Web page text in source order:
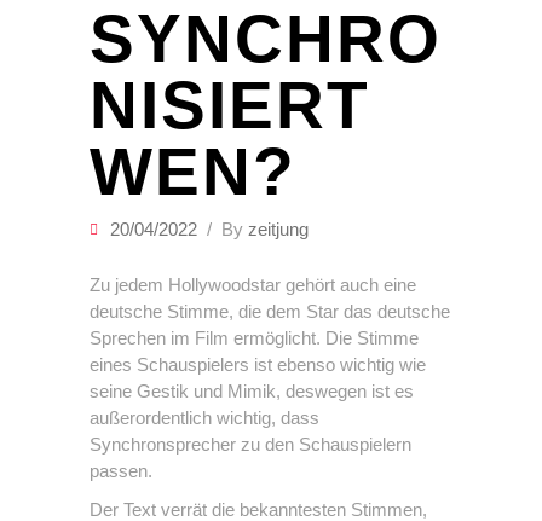
SYNCHRO
NISIERT
WEN?
20/04/2022 By zeitjung
Zu jedem Hollywoodstar gehört auch eine
deutsche Stimme, die dem Star das deutsche
Sprechen im Film ermöglicht. Die Stimme
eines Schauspielers ist ebenso wichtig wie
seine Gestik und Mimik, deswegen ist es
außerordentlich wichtig, dass
Synchronsprecher zu den Schauspielern
passen.
Der Text verrät die bekanntesten Stimmen,